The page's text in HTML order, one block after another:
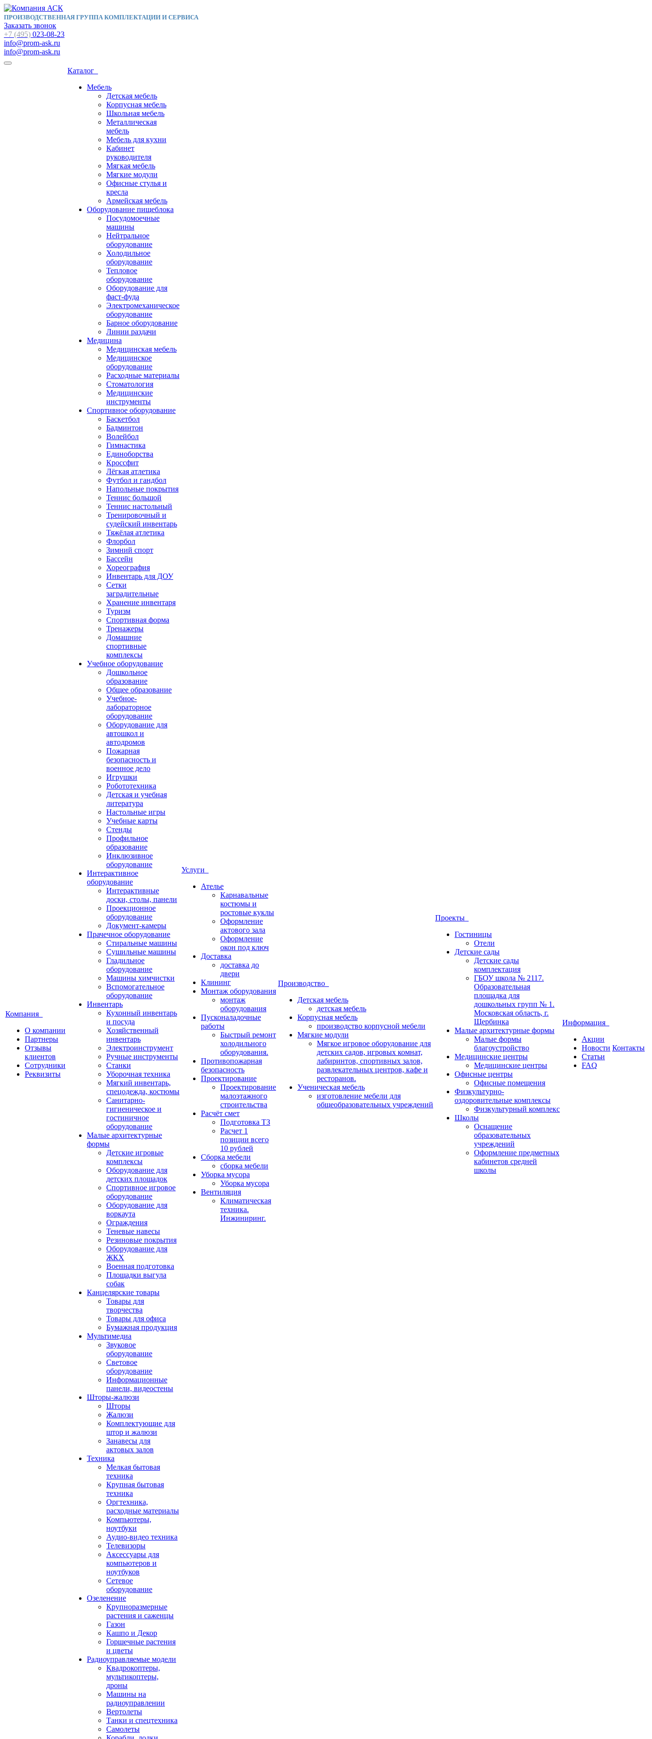
ПРОИЗВОДСТВЕННАЯ ГРУППА КОМПЛЕКТАЦИИ И СЕРВИСА
Заказать звонок
+7 (495) 023-08-23
info@prom-ask.ru
info@prom-ask.ru
Компания
О компании
Партнеры
Отзывы
клиентов
Сотрудники
Реквизиты
Каталог
Мебель
Детская мебель
Корпусная мебель
Школьная мебель
Металлическая
мебель
Мебель для кухни
Кабинет
руководителя
Мягкая мебель
Мягкие модули
Офисные стулья и
кресла
Армейская мебель
Оборудование пищеблока
Посудомоечные
машины
Нейтральное
оборудование
Холодильное
оборудование
Тепловое
оборудование
Оборудование для
фаст-фуда
Электромеханическое
оборудование
Барное оборудование
Линии раздачи
Медицина
Медицинская мебель
Медицинское
оборудование
Расходные материалы
Стоматология
Медицинские
инструменты
Спортивное оборудование
Баскетбол
Бадминтон
Волейбол
Гимнастика
Единоборства
Кроссфит
Лёгкая атлетика
Футбол и гандбол
Напольные покрытия
Теннис большой
Теннис настольный
Тренировочный и
судейский инвентарь
Тяжёлая атлетика
Флорбол
Зимний спорт
Бассейн
Хореография
Инвентарь для ДОУ
Сетки
заградительные
Хранение инвентаря
Туризм
Спортивная форма
Тренажеры
Домашние
спортивные
комплексы
Учебное оборудование
Дошкольное
образование
Общее образование
Учебное-
лабораторное
оборудование
Оборудование для
автошкол и
автодромов
Пожарная
безопасность и
военное дело
Игрушки
Робототехника
Детская и учебная
литература
Настольные игры
Учебные карты
Стенды
Профильное
образование
Инклюзивное
оборудование
Интерактивное
оборудование
Интерактивные
доски, столы, панели
Проекционное
оборудование
Документ-камеры
Прачечное оборудование
Стиральные машины
Сушильные машины
Гладильное
оборудование
Машины химчистки
Вспомогательное
оборудование
Инвентарь
Кухонный инвентарь
и посуда
Хозяйственный
инвентарь
Электроинструмент
Ручные инструменты
Станки
Уборочная техника
Мягкий инвентарь,
спецодежда, костюмы
Санитарно-
гигиеническое и
гостиничное
оборудование
Малые архитектурные
формы
Детские игровые
комплексы
Оборудование для
детских площадок
Спортивное игровое
оборудование
Оборудование для
воркаута
Ограждения
Теневые навесы
Резиновые покрытия
Оборудование для
ЖКХ
Военная подготовка
Площадки выгула
собак
Канцелярские товары
Товары для
творчества
Товары для офиса
Бумажная продукция
Мультимедиа
Звуковое
оборудование
Световое
оборудование
Информационные
панели, видеостены
Шторы-жалюзи
Шторы
Жалюзи
Комплектующие для
штор и жалюзи
Занавесы для
актовых залов
Техника
Мелкая бытовая
техника
Крупная бытовая
техника
Оргтехника,
расходные материалы
Компьютеры,
ноутбуки
Аудио-видео техника
Телевизоры
Аксессуары для
компьютеров и
ноутбуков
Сетевое
оборудование
Озеленение
Крупноразмерные
растения и саженцы
Газон
Кашпо и Декор
Горшечные растения
и цветы
Радиоуправляемые модели
Квадрокоптеры,
мультикоптеры,
дроны
Машины на
радиоуправлении
Вертолеты
Танки и спецтехника
Самолеты
Услуги
Ателье
Карнавальные
костюмы и
ростовые куклы
Оформление
актового зала
Оформление
окон под ключ
Доставка
доставка до
двери
Клининг
Монтаж оборудования
монтаж
оборудования
Пусконаладочные
работы
Быстрый ремонт
холодильного
оборудования.
Противопожарная
безопасность
Проектирование
Проектирование
малоэтажного
строительства
Расчёт смет
Подготовка ТЗ
Расчет 1
позиции всего
10 рублей
Сборка мебели
сборка мебели
Уборка мусора
Уборка мусора
Вентиляция
Климатическая
техника.
Инжиниринг.
Производство
Детская мебель
детская мебель
Корпусная мебель
производство корпусной мебели
Мягкие модули
Мягкое игровое оборудование для
детских садов, игровых комнат,
лабиринтов, спортивных залов,
развлекательных центров, кафе и
ресторанов.
Ученическая мебель
изготовление мебели для
общеобразовательных учреждений
Проекты
Гостиницы
Отели
Детские сады
Детские сады
комплектация
ГБОУ школа № 2117.
Образовательная
площадка для
дошкольных групп № 1.
Московская область, г.
Щербинка
Малые архитектурные формы
Малые формы
благоустройство
Медицинские центры
Медицинские центры
Офисные центры
Офисные помещения
Физкультурно-
оздоровительные комплексы
Физкультурный комплекс
Школы
Оснащение
образовательных
учреждений
Оформление предметных
кабинетов средней
школы
Информация
Акции
Новости
Статьи
FAQ
Контакты